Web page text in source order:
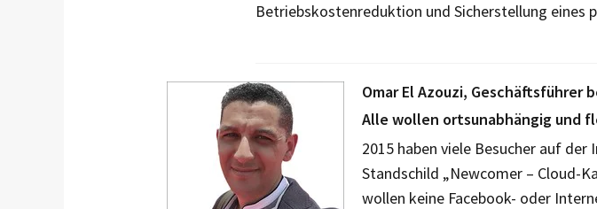
Betriebskostenreduktion und Sicherstellung eines
Omar El Azouzi, Geschäftsführer
Alle wollen ortsunabhängig und
2015 haben viele Besucher auf
Standschild „Newcomer – Cloud-
wollen keine Facebook- oder